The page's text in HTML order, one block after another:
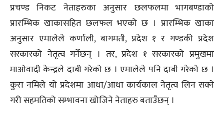
प्रचण्ड निकट नेताहरुका अनुसार छलफलमा भागबण्डाको
प्रारम्भिक खाकासहित छलफल भएको छ । प्रारम्भिक खाका
अनुसार एमालेले कर्णाली, बागमती, प्रदेश १ र गण्डकी प्रदेश
सरकारको नेतृत्व गर्नेछन् । तर, प्रदेश १ सरकारको प्रमुखमा
माओवादी केन्द्रले दाबी गरेको छ । एमालेले पनि दाबी गरेको छ ।
कुरा नमिले यो प्रदेशमा आधा/आधा कार्यकाल नेतृत्व लिन सक्ने
गरी सहमतिको सम्भावना खोजिने नेताहरु बताउँछन् ।